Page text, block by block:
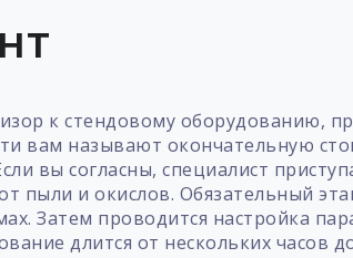
к стендовому оборудованию,
вам называют окончательную
вы согласны, специалист
пыли и окислов. Обязательный
Затем проводится настройка
длится от нескольких часов